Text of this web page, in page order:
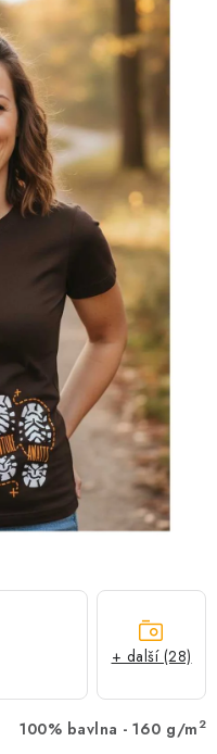
100% bavlna - 160 g/m 2
+ další (28)